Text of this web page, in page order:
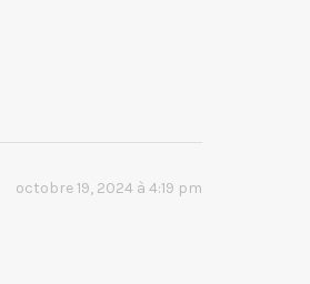
octobre 19, 2024 à 4:19 pm